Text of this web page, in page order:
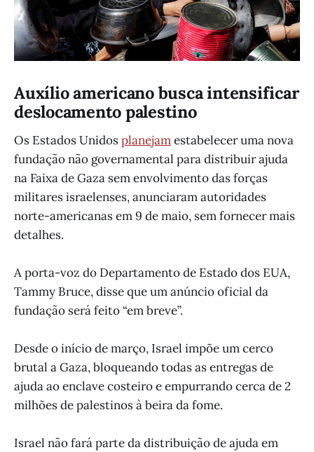
Auxílio americano busca intensificar
deslocamento palestino
Os Estados Unidosplanejamestabelecer uma nova
fundação não governamental para distribuir ajuda
na Faixa de Gaza sem envolvimento das forças
militares israelenses, anunciaram autoridades
norte-americanas em 9 de maio, sem fornecer mais
detalhes.
A porta-voz do Departamento de Estado dos EUA,
Tammy Bruce, disse que um anúncio oficial da
fundação será feito “em breve”.
Desde o início de março, Israel impõe um cerco
brutal a Gaza, bloqueando todas as entregas de
ajuda ao enclave costeiro e empurrando cerca de 2
milhões de palestinos à beira da fome.
Israel não fará parte da distribuição de ajuda em